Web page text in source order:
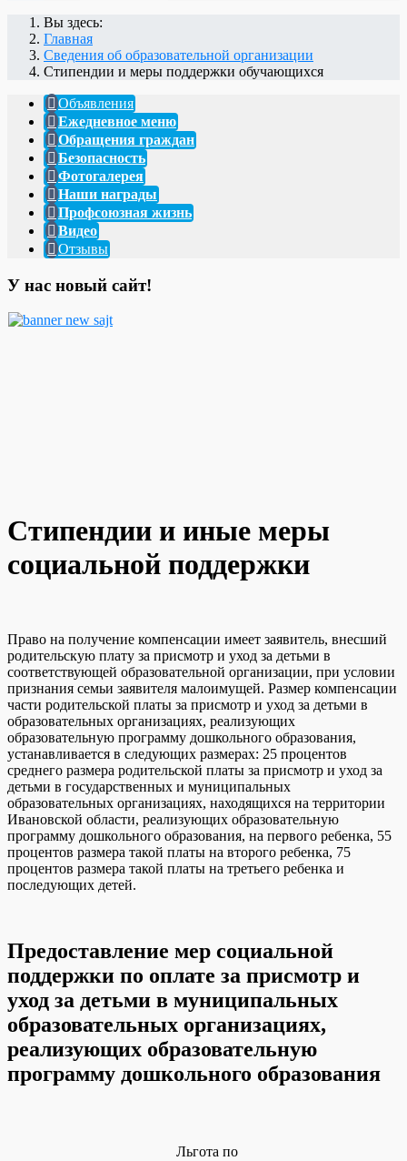
Вы здесь:
Главная
Сведения об образовательной организации
Стипендии и меры поддержки обучающихся
Объявления
Ежедневное меню
Обращения граждан
Безопасность
Фотогалерея
Наши награды
Профсоюзная жизнь
Видео
Отзывы
У нас новый сайт!
Стипендии и иные меры
социальной поддержки
Право на получение компенсации имеет заявитель, внесший
родительскую плату за присмотр и уход за детьми в
соответствующей образовательной организации, при условии
признания семьи заявителя малоимущей. Размер компенсации
части родительской платы за присмотр и уход за детьми в
образовательных организациях, реализующих
образовательную программу дошкольного образования,
устанавливается в следующих размерах: 25 процентов
среднего размера родительской платы за присмотр и уход за
детьми в государственных и муниципальных
образовательных организациях, находящихся на территории
Ивановской области, реализующих образовательную
программу дошкольного образования, на первого ребенка, 55
процентов размера такой платы на второго ребенка, 75
процентов размера такой платы на третьего ребенка и
последующих детей.
Предоставление мер социальной
поддержки по оплате за присмотр и
уход за детьми в муниципальных
образовательных организациях,
реализующих образовательную
программу дошкольного образования
Льгота по